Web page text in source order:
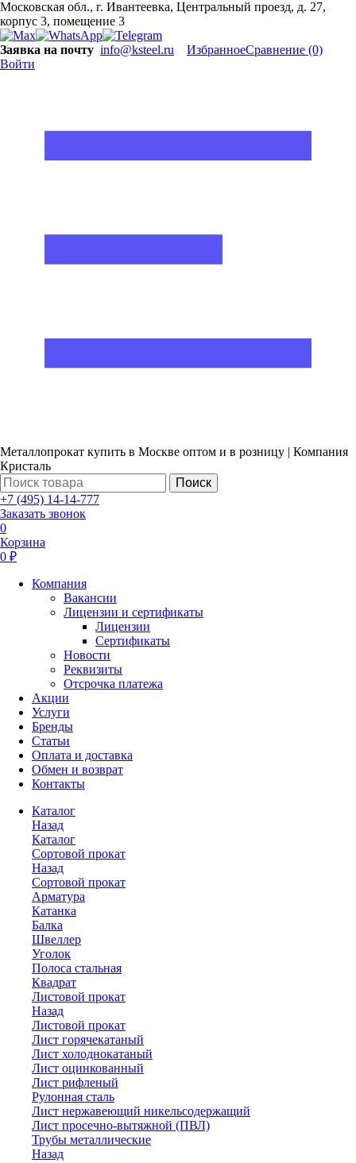
Московская обл., г. Ивантеевка, Центральный проезд, д. 27,
корпус 3, помещение 3
Заявка на почту info@ksteel.ru ИзбранноеСравнение (0)
Войти
Металлопрокат купить в Москве оптом и в розницу | Компания
Кристаль
Поиск
+7 (495) 14-14-777
Заказать звонок
0
Корзина
0 ₽
Компания
Вакансии
Лицензии и сертификаты
Лицензии
Сертификаты
Новости
Реквизиты
Отсрочка платежа
Акции
Услуги
Бренды
Статьи
Оплата и доставка
Обмен и возврат
Контакты
Каталог
Назад
Каталог
Сортовой прокат
Назад
Сортовой прокат
Арматура
Катанка
Балка
Швеллер
Уголок
Полоса стальная
Квадрат
Листовой прокат
Назад
Листовой прокат
Лист горячекатаный
Лист холоднокатаный
Лист оцинкованный
Лист рифленый
Рулонная сталь
Лист нержавеющий никельсодержащий
Лист просечно-вытяжной (ПВЛ)
Трубы металлические
Назад